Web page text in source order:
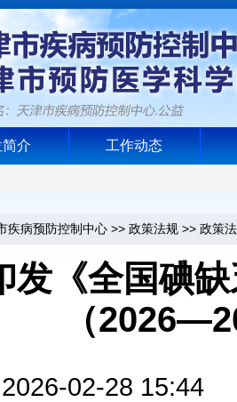
介 工作动态
疾病预防控制中心 >> 政策法规 >> 政策
发《全国碘
（
2026-02-28 15:44